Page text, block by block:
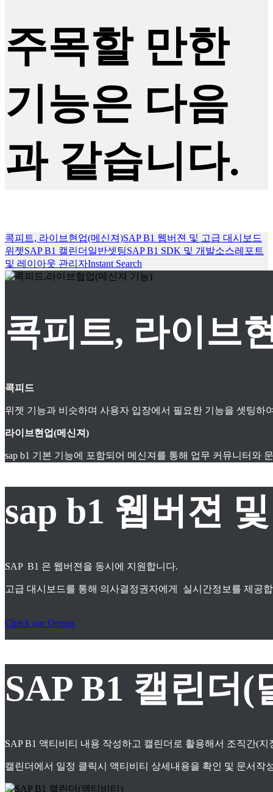
주목할 만한
기능은 다음
과 같습니다.
콕피트, 라이브현업(메신져)SAP B1 웹버젼 및 고급 대시보드
위젯SAP B1 캘린더 일반셋팅SAP B1 SDK 및 개발소스레포트
및 레이아웃 관리자Instant Search
콕피트, 라이브
콕피드
위젯 기능과 비슷하며 사용자 입장에서 필요한 기능을 셋팅
라이브현업(메신져)
sap b1 기본 기능에 포함되어 메신져를 통해 업무 커뮤니터와
sap b1 웹버젼
SAP B1 은 웹버젼을 동시에 지원합니다.
고급 대시보드를 통해 의사결정권자에게 실시간정보를 제공
Check our Demos
SAP B1 캘린더(
SAP B1 액티비티 내용 작성하고 캘린더로 활용해서 조직간(
캘린더에서 일정 클릭시 액티비티 상세내용을 확인 및 문서